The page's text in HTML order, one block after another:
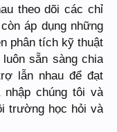
theo dõi các chỉ
áp dụng những
phân tích kỹ thuật
sẵn sàng chia
lẫn nhau để đạt
chúng tôi và
trường học hỏi và